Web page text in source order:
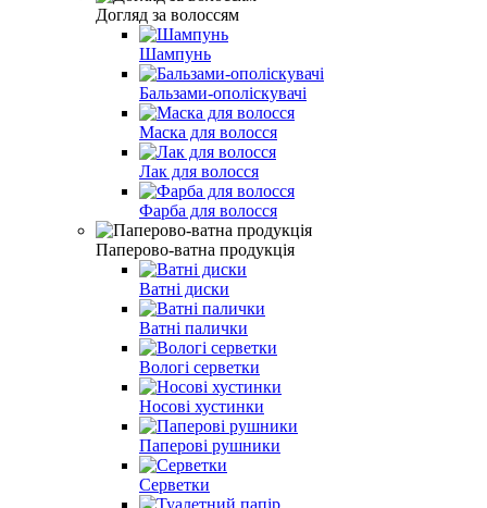
Догляд за волоссям
Шампунь
Бальзами-ополіскувачі
Маска для волосся
Лак для волосся
Фарба для волосся
Паперово-ватна продукція
Ватні диски
Ватні палички
Вологі серветки
Носові хустинки
Паперові рушники
Серветки